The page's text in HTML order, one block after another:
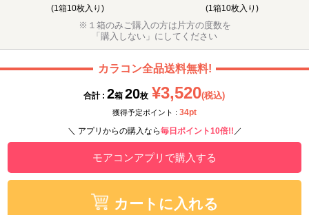
(1箱10枚入り) (1箱10枚入り)
※１箱のみご購入の方は片方の度数を
「購入しない」にしてください
カラコン全品送料無料!
合計 : 2箱 20枚 ¥3,520(税込)
獲得予定ポイント : 34pt
＼ アプリからの購入なら毎日ポイント10倍!! ／
モアコンアプリで購入する
カートに入れる